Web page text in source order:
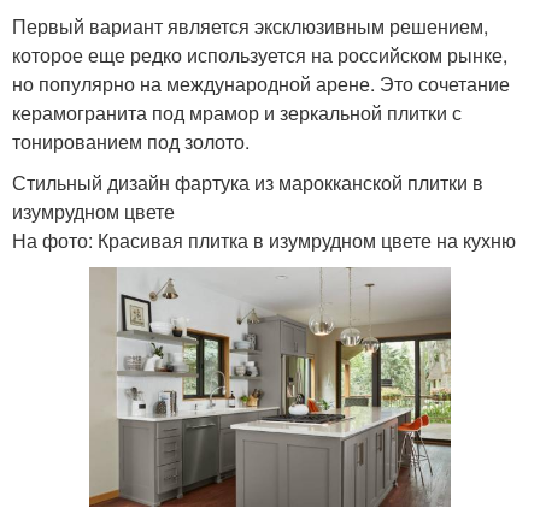
Первый вариант является эксклюзивным решением,
которое еще редко используется на российском рынке,
но популярно на международной арене. Это сочетание
керамогранита под мрамор и зеркальной плитки с
тонированием под золото.
Стильный дизайн фартука из марокканской плитки в
изумрудном цвете
На фото: Красивая плитка в изумрудном цвете на кухню